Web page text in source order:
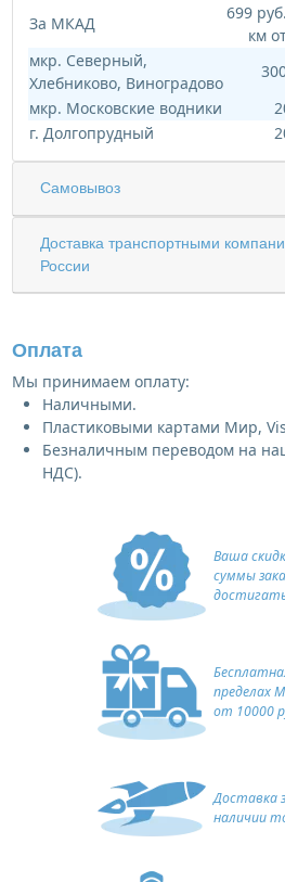
За МКАД
699
км
мкр. Северный,
Хлебниково, Виноградово
мкр. Московские водники
г. Долгопрудный
Самовывоз
Доставка транспортными
России
Оплата
Мы принимаем оплату:
Наличными.
Пластиковыми картами Мир,
Безналичным переводом на
НДС).
Ваша
суммы
пределах
от 10000
Доставка
наличии